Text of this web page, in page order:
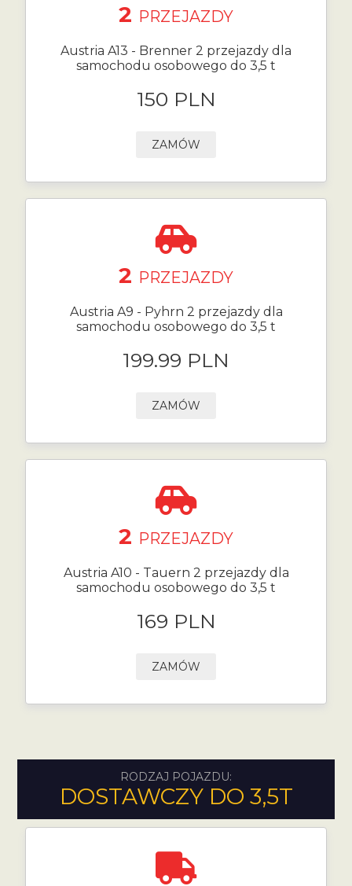
2 PRZEJAZDY
Austria A13 - Brenner 2 przejazdy dla
samochodu osobowego do 3,5 t
150 PLN
ZAMÓW
2 PRZEJAZDY
Austria A9 - Pyhrn 2 przejazdy dla
samochodu osobowego do 3,5 t
199.99 PLN
ZAMÓW
2 PRZEJAZDY
Austria A10 - Tauern 2 przejazdy dla
samochodu osobowego do 3,5 t
169 PLN
ZAMÓW
RODZAJ POJAZDU:
DOSTAWCZY DO 3,5T